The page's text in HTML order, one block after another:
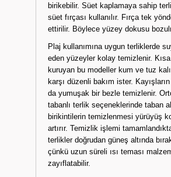
birikebilir. Süet kaplamaya sahip
süet fırçası kullanılır. Fırça tek
ettirilir. Böylece yüzey dokusu
Plaj kullanımına uygun terliklerde
eden yüzeyler kolay temizlenir.
kuruyan bu modeller kum ve tuz
karşı düzenli bakım ister. Kayışların
da yumuşak bir bezle temizlenir.
tabanlı terlik seçeneklerinde taban
birikintilerin temizlenmesi yürüyüş
artırır. Temizlik işlemi
terlikler doğrudan güneş altında
çünkü uzun süreli ısı teması
zayıflatabilir.